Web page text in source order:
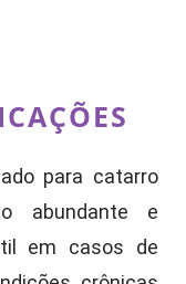
para catarro
abundante e
em casos de